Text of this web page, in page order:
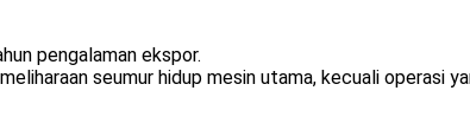
pengalaman ekspor.
seumur hidup mesin utama, kecuali operasi